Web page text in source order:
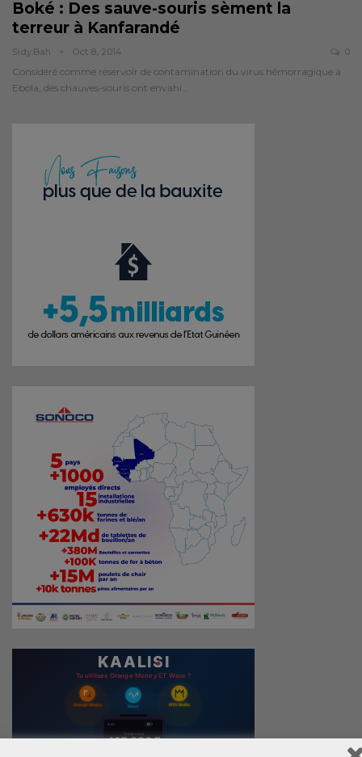
Boké : Des sauve-souris sèment la
terreur à Kanfarandé
Sidy.bah Oct 8, 2014 0
Considéré comme réservoir de contamination du virus hémorragique à
Ebola, des chauves-souris ont envahi…